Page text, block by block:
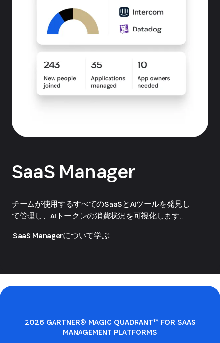
SaaS Manager
チームが使用するすべてのSaaSとAIツールを発見し
て管理し、AIトークンの消費状況を可視化します。
SaaS Managerについて学ぶ
2026 GARTNER® MAGIC QUADRANT™ FOR SAAS
MANAGEMENT PLATFORMS